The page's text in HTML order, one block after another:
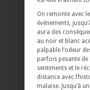
On remonte avec
événements,
aura des
au noir et blanc
palpable l’odeur
parfois pesante de
sentiments et le
distance avec
malaise. Jusqu’à